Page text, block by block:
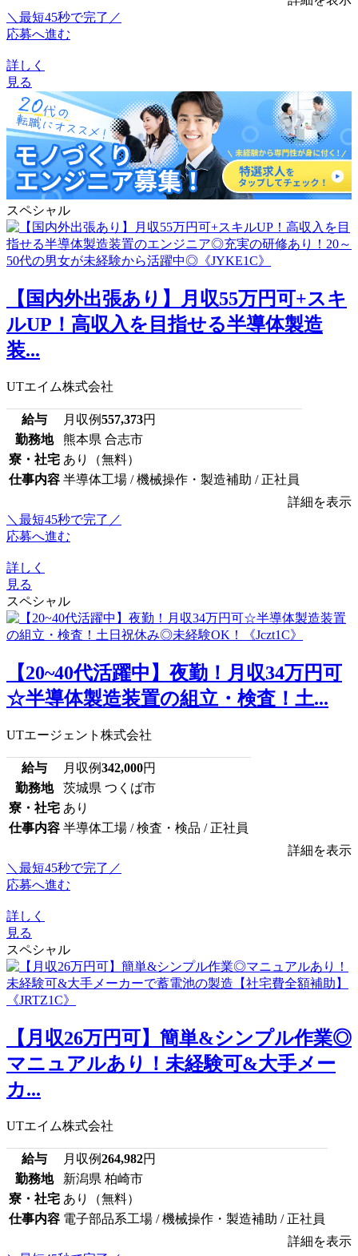
＼最短45秒で完了／
応募へ進む
詳しく
見る
スペシャル
【国内外出張あり】月収55万円可+スキ
ルUP！高収入を目指せる半導体製造
装...
UTエイム株式会社
給与 月収例557,373円
勤務地
熊本県 合志市
寮・社宅 あり（無料）
仕事内容 半導体工場 / 機械操作・製造補助 / 正社員
詳細を表示
＼最短45秒で完了／
応募へ進む
詳しく
見る
スペシャル
【20~40代活躍中】夜勤！月収34万円可
☆半導体製造装置の組立・検査！土...
UTエージェント株式会社
給与 月収例342,000円
勤務地
茨城県 つくば市
寮・社宅 あり
仕事内容 半導体工場 / 検査・検品 / 正社員
詳細を表示
＼最短45秒で完了／
応募へ進む
詳しく
見る
スペシャル
【月収26万円可】簡単&シンプル作業◎
マニュアルあり！未経験可&大手メー
カ...
UTエイム株式会社
給与 月収例264,982円
勤務地
新潟県 柏崎市
寮・社宅 あり（無料）
仕事内容 電子部品系工場 / 機械操作・製造補助 / 正社員
詳細を表示